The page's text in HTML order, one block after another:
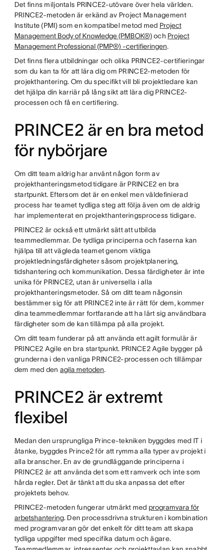
Det finns miljontals PRINCE2-utövare över hela världen.
PRINCE2-metoden är erkänd av Project Management
Institute (PMI) som en kompatibel metod med Project
Management Body of Knowledge (PMBOK®)och Project
Management Professional (PMP®) -certifieringen.
Det finns flera utbildningar och olika PRINCE2-certifieringar
som du kan ta för att lära dig om PRINCE2-metoden för
projekthantering. Om du specifikt vill bli projektledare kan
det hjälpa din karriär på lång sikt att lära dig PRINCE2-
processen och få en certifiering.
PRINCE2 är en bra metod
för nybörjare
Om ditt team aldrig har använt någon form av
projekthanteringsmetod tidigare är PRINCE2 en bra
startpunkt. Eftersom det är en enkel men väldefinierad
process har teamet tydliga steg att följa även om de aldrig
har implementerat en projekthanteringsprocess tidigare.
PRINCE2 är också ett utmärkt sätt att utbilda
teammedlemmar. De tydliga principerna och faserna kan
hjälpa till att vägleda teamet genom viktiga
projektledningsfärdigheter såsom projektplanering,
tidshantering och kommunikation. Dessa färdigheter är inte
unika för PRINCE2, utan är universella i alla
projekthanteringsmetoder. Så om ditt team någonsin
bestämmer sig för att PRINCE2 inte är rätt för dem, kommer
dina teammedlemmar fortfarande att ha lärt sig användbara
färdigheter som de kan tillämpa på alla projekt.
Om ditt team funderar på att använda ett agilt formulär är
PRINCE2 Agile en bra startpunkt. PRINCE2 Agile bygger på
grunderna i den vanliga PRINCE2-processen och tillämpar
dem med denagila metoden.
PRINCE2 är extremt
flexibel
Medan den ursprungliga Prince-tekniken byggdes med IT i
åtanke, byggdes Prince2 för att rymma alla typer av projekt i
alla branscher. En av de grundläggande principerna i
PRINCE2 är att använda det som ett ramverk och inte som
hårda regler. Det är tänkt att du ska anpassa det efter
projektets behov.
PRINCE2-metoden fungerar utmärkt med programvara för
arbetshantering. Den processdrivna strukturen i kombination
med programvaran gör det enkelt för ditt team att skapa
tydliga uppgifter med specifika datum och ägare.